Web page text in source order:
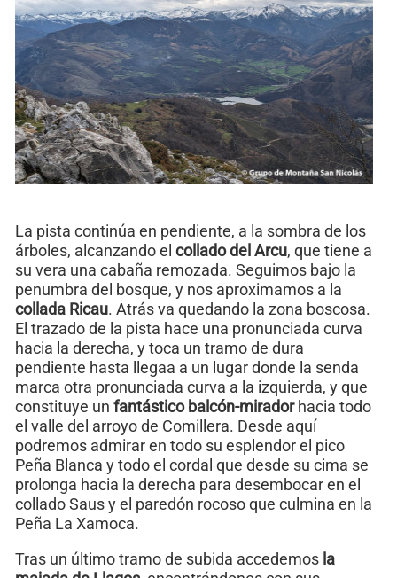
La pista continúa en pendiente, a la sombra de los
árboles, alcanzando el collado del Arcu, que tiene a
su vera una cabaña remozada. Seguimos bajo la
penumbra del bosque, y nos aproximamos a la
collada Ricau. Atrás va quedando la zona boscosa.
El trazado de la pista hace una pronunciada curva
hacia la derecha, y toca un tramo de dura
pendiente hasta llegaa a un lugar donde la senda
marca otra pronunciada curva a la izquierda, y que
constituye un fantástico balcón-miradorhacia todo
el valle del arroyo de Comillera. Desde aquí
podremos admirar en todo su esplendor el pico
Peña Blanca y todo el cordal que desde su cima se
prolonga hacia la derecha para desembocar en el
collado Saus y el paredón rocoso que culmina en la
Peña La Xamoca.
Tras un último tramo de subida accedemos la